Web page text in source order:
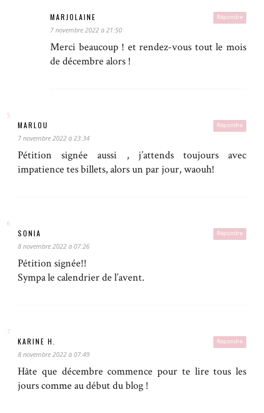
Répondre
MARJOLAINE
7 novembre 2022 à 21:50
Merci beaucoup ! et rendez-vous tout le mois
de décembre alors !
Répondre
MARLOU
7 novembre 2022 à 23:34
Pétition signée aussi , j’attends toujours avec
impatience tes billets, alors un par jour, waouh!
Répondre
SONIA
8 novembre 2022 à 07:26
Pétition signée!!
Sympa le calendrier de l’avent.
Répondre
KARINE H.
8 novembre 2022 à 07:49
Hâte que décembre commence pour te lire tous les
jours comme au début du blog !